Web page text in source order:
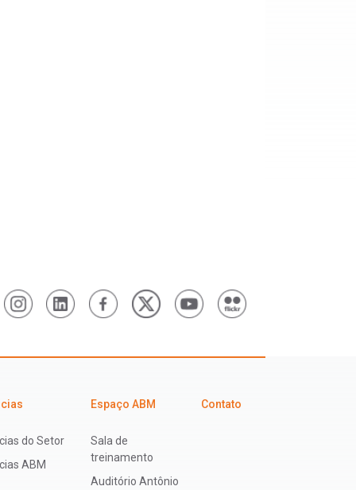
do Setor
ABM
Espaço ABM
Sala de
treinamento
Auditório Antônio
Contato